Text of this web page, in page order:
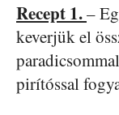
Recept 1.–
keverjük el
pirítóssal